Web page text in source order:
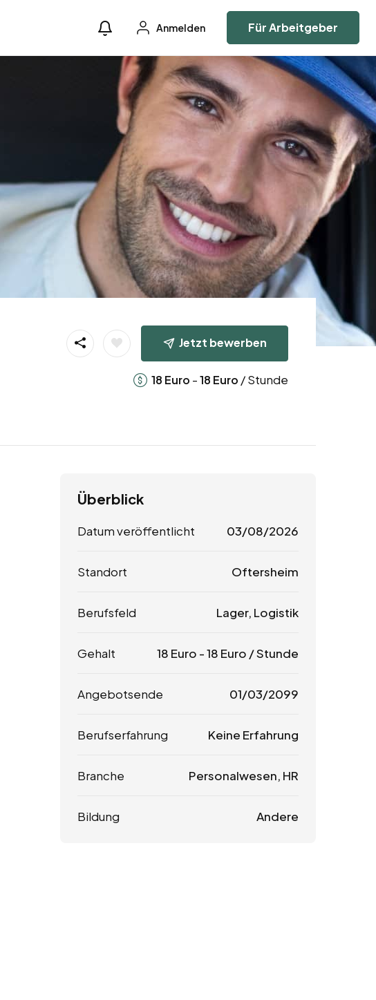
Anmelden Für Arbeitgeber
Jetzt bewerben
18 Euro -18 Euro / Stunde
Überblick
Datum veröffentlicht 03/08/2026
Standort Oftersheim
Berufsfeld Lager, Logistik
Gehalt 18 Euro -18 Euro / Stunde
Angebotsende 01/03/2099
Berufserfahrung Keine Erfahrung
Branche Personalwesen, HR
Bildung Andere